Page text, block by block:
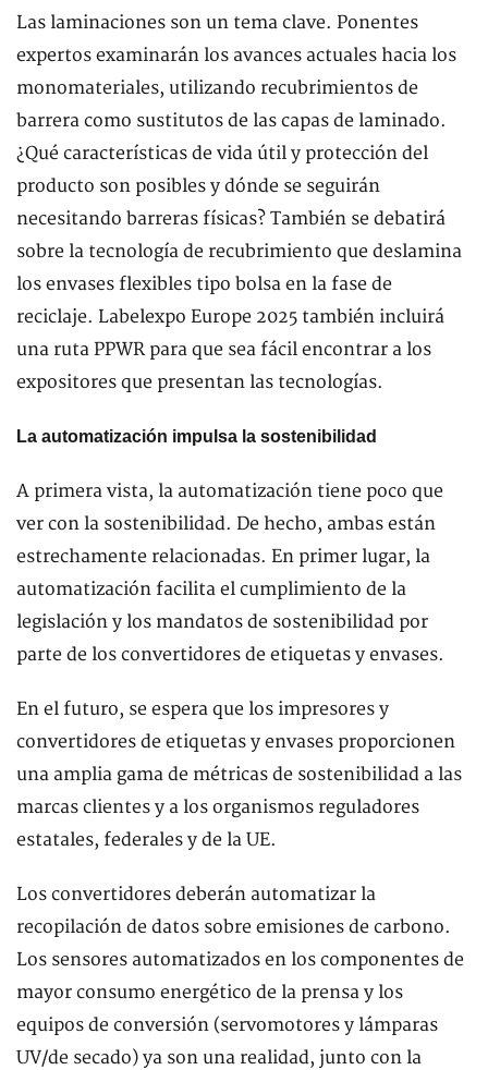
Las laminaciones son un tema clave. Ponentes
expertos examinarán los avances actuales hacia los
monomateriales, utilizando recubrimientos de
barrera como sustitutos de las capas de laminado.
¿Qué características de vida útil y protección del
producto son posibles y dónde se seguirán
necesitando barreras físicas? También se debatirá
sobre la tecnología de recubrimiento que deslamina
los envases flexibles tipo bolsa en la fase de
reciclaje. Labelexpo Europe 2025 también incluirá
una ruta PPWR para que sea fácil encontrar a los
expositores que presentan las tecnologías.
La automatización impulsa la sostenibilidad
A primera vista, la automatización tiene poco que
ver con la sostenibilidad. De hecho, ambas están
estrechamente relacionadas. En primer lugar, la
automatización facilita el cumplimiento de la
legislación y los mandatos de sostenibilidad por
parte de los convertidores de etiquetas y envases.
En el futuro, se espera que los impresores y
convertidores de etiquetas y envases proporcionen
una amplia gama de métricas de sostenibilidad a las
marcas clientes y a los organismos reguladores
estatales, federales y de la UE.
Los convertidores deberán automatizar la
recopilación de datos sobre emisiones de carbono.
Los sensores automatizados en los componentes de
mayor consumo energético de la prensa y los
equipos de conversión (servomotores y lámparas
UV/de secado) ya son una realidad, junto con la